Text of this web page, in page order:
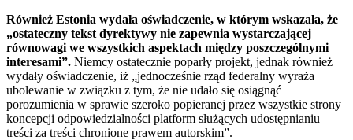
Również Estonia wydała oświadczenie, w którym wskazała, że
„ostateczny tekst dyrektywy nie zapewnia wystarczającej
równowagi we wszystkich aspektach między poszczególnymi
interesami”. Niemcy ostatecznie poparły projekt, jednak również
wydały oświadczenie, iż „jednocześnie rząd federalny wyraża
ubolewanie w związku z tym, że nie udało się osiągnąć
porozumienia w sprawie szeroko popieranej przez wszystkie strony
koncepcji odpowiedzialności platform służących udostępnianiu
treści za treści chronione prawem autorskim”.